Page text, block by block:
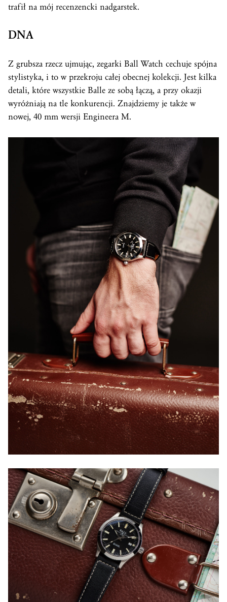
trafił na mój recenzencki nadgarstek.
DNA
Z grubsza rzecz ujmując, zegarki Ball Watch cechuje spójna
stylistyka, i to w przekroju całej obecnej kolekcji. Jest kilka
detali, które wszystkie Balle ze sobą łączą, a przy okazji
wyróżniają na tle konkurencji. Znajdziemy je także w
nowej, 40 mm wersji Engineera M.